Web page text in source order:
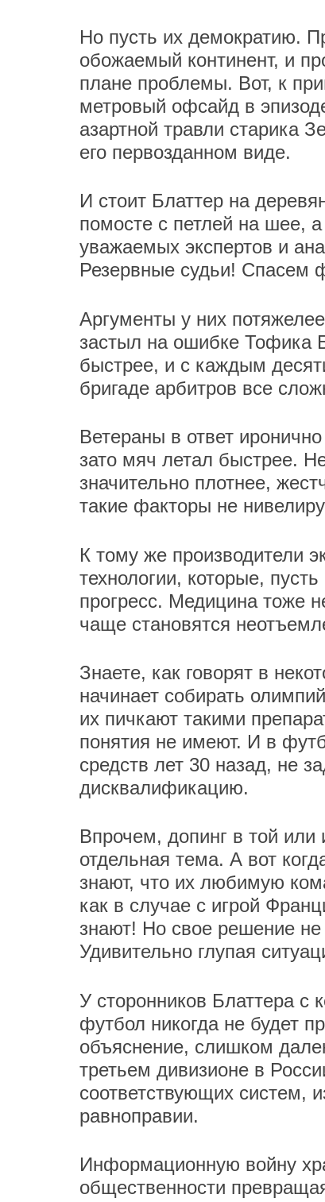
Но пусть их демократию.
обожаемый континент, и
плане проблемы. Вот, к
метровый офсайд в
азартной травли старика
его первозданном виде.
И стоит Блаттер на
помосте с петлей на шее, а
уважаемых экспертов и
Резервные судьи! Спасем
Аргументы у них
застыл на ошибке Тофика
быстрее, и с каждым
бригаде арбитров все
Ветераны в ответ
зато мяч летал быстрее.
значительно плотнее,
такие факторы не
К тому же производители
технологии, которые,
прогресс. Медицина тоже
чаще становятся
Знаете, как говорят в
начинает собирать
их пичкают такими
понятия не имеют. И в
средств лет 30 назад, не
дисквалификацию.
Впрочем, допинг в той
отдельная тема. А вот
знают, что их любимую
как в случае с игрой
знают! Но свое решение не
Удивительно глупая
У сторонников Блаттера с
футбол никогда не будет
объяснение, слишком
третьем дивизионе в
соответствующих систем,
равноправии.
Информационную войну
общественности